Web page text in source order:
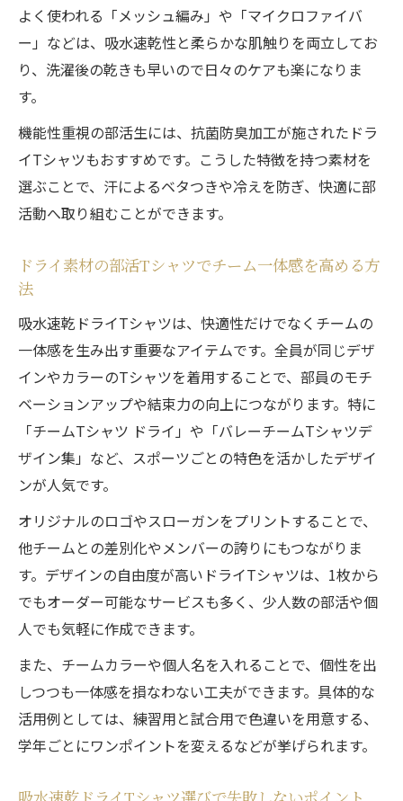
よく使われる「メッシュ編み」や「マイクロファイバ
ー」などは、吸水速乾性と柔らかな肌触りを両立してお
り、洗濯後の乾きも早いので日々のケアも楽になりま
す。
機能性重視の部活生には、抗菌防臭加工が施されたドラ
イTシャツもおすすめです。こうした特徴を持つ素材を
選ぶことで、汗によるベタつきや冷えを防ぎ、快適に部
活動へ取り組むことができます。
ドライ素材の部活Tシャツでチーム一体感を高める方
法
吸水速乾ドライTシャツは、快適性だけでなくチームの
一体感を生み出す重要なアイテムです。全員が同じデザ
インやカラーのTシャツを着用することで、部員のモチ
ベーションアップや結束力の向上につながります。特に
「チームTシャツ ドライ」や「バレーチームTシャツデ
ザイン集」など、スポーツごとの特色を活かしたデザイ
ンが人気です。
オリジナルのロゴやスローガンをプリントすることで、
他チームとの差別化やメンバーの誇りにもつながりま
す。デザインの自由度が高いドライTシャツは、1枚から
でもオーダー可能なサービスも多く、少人数の部活や個
人でも気軽に作成できます。
また、チームカラーや個人名を入れることで、個性を出
しつつも一体感を損なわない工夫ができます。具体的な
活用例としては、練習用と試合用で色違いを用意する、
学年ごとにワンポイントを変えるなどが挙げられます。